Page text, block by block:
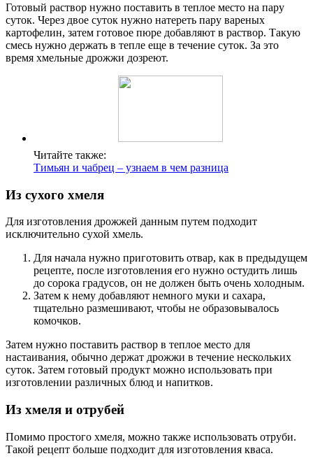
Готовый раствор нужно поставить в теплое место на пару
суток. Через двое суток нужно натереть пару вареных
картофелин, затем готовое пюре добавляют в раствор. Такую
смесь нужно держать в тепле еще в течение суток. За это
время хмельные дрожжи дозреют.
Читайте также:
Тимьян и чабрец – узнаем в чем разница
Из сухого хмеля
Для изготовления дрожжей данным путем подходит
исключительно сухой хмель.
Для начала нужно приготовить отвар, как в предыдущем
рецепте, после изготовления его нужно остудить лишь
до сорока градусов, он не должен быть очень холодным.
Затем к нему добавляют немного муки и сахара,
тщательно размешивают, чтобы не образовывалось
комочков.
Затем нужно поставить раствор в теплое место для
настаивания, обычно держат дрожжи в течение нескольких
суток. Затем готовый продукт можно использовать при
изготовлении различных блюд и напитков.
Из хмеля и отрубей
Помимо простого хмеля, можно также использовать отруби.
Такой рецепт больше подходит для изготовления кваса.